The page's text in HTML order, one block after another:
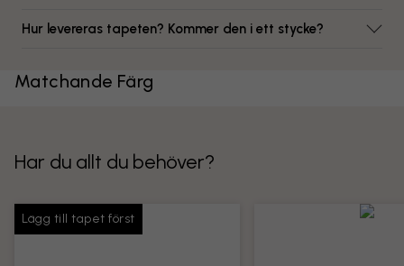
Hur levereras tapeten? Kommer den i ett stycke?
Matchande Färg
Har du allt du behöver?
Lägg till tapet först